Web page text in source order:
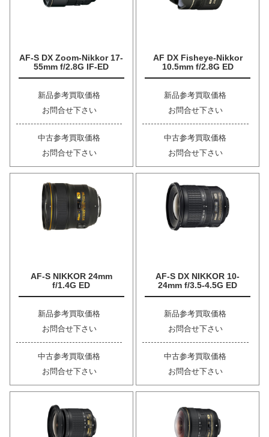
AF-S DX Zoom-Nikkor 17-
55mm f/2.8G IF-ED
新品参考買取価格
お問合せ下さい
中古参考買取価格
お問合せ下さい
AF DX Fisheye-Nikkor
10.5mm f/2.8G ED
新品参考買取価格
お問合せ下さい
中古参考買取価格
お問合せ下さい
AF-S NIKKOR 24mm
f/1.4G ED
新品参考買取価格
お問合せ下さい
中古参考買取価格
お問合せ下さい
AF-S DX NIKKOR 10-
24mm f/3.5-4.5G ED
新品参考買取価格
お問合せ下さい
中古参考買取価格
お問合せ下さい